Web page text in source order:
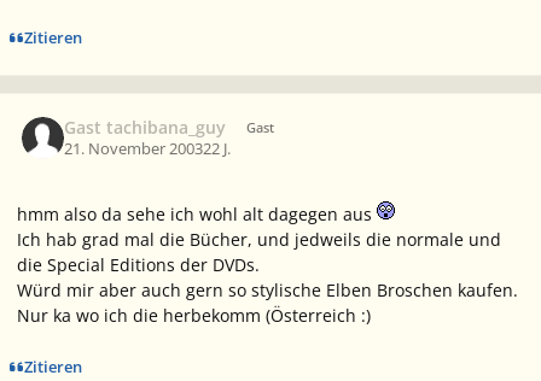
Zitieren
Gast tachibana_guy Gast
21. November 200322 J.
hmm also da sehe ich wohl alt dagegen aus
Ich hab grad mal die Bücher, und jedweils die normale und
die Special Editions der DVDs.
Würd mir aber auch gern so stylische Elben Broschen kaufen.
Nur ka wo ich die herbekomm (Österreich :)
Zitieren